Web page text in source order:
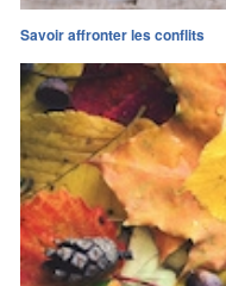
Savoir affronter les conflits